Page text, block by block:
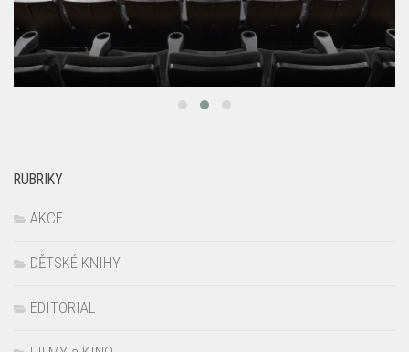
RUBRIKY
AKCE
DĚTSKÉ KNIHY
EDITORIAL